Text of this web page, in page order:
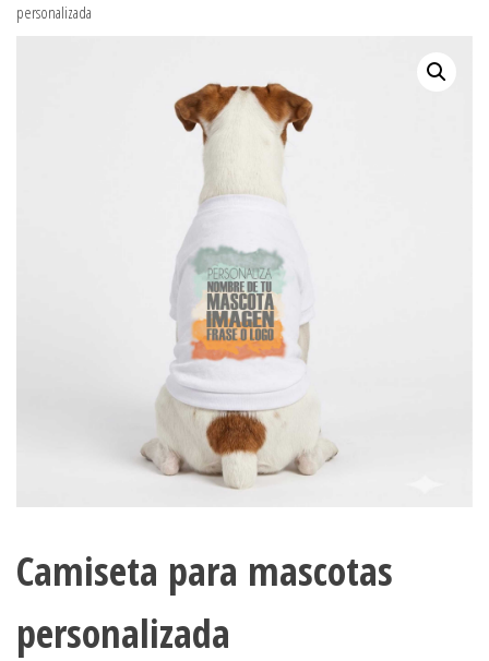
personalizada
Camiseta para mascotas
personalizada